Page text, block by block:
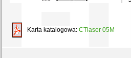
Karta katalogowa:CTlaser 05M